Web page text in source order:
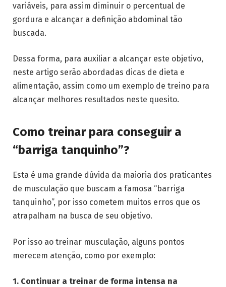
variáveis, para assim diminuir o percentual de
gordura e alcançar a definição abdominal tão
buscada.
Dessa forma, para auxiliar a alcançar este objetivo,
neste artigo serão abordadas dicas de dieta e
alimentação, assim como um exemplo de treino para
alcançar melhores resultados neste quesito.
Como treinar para conseguir a
“barriga tanquinho”?
Esta é uma grande dúvida da maioria dos praticantes
de musculação que buscam a famosa “barriga
tanquinho”, por isso cometem muitos erros que os
atrapalham na busca de seu objetivo.
Por isso ao treinar musculação, alguns pontos
merecem atenção, como por exemplo:
1. Continuar a treinar de forma intensa na